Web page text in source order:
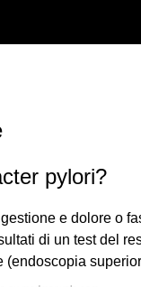
pylori?
e dolore o
di un test del
(endoscopia